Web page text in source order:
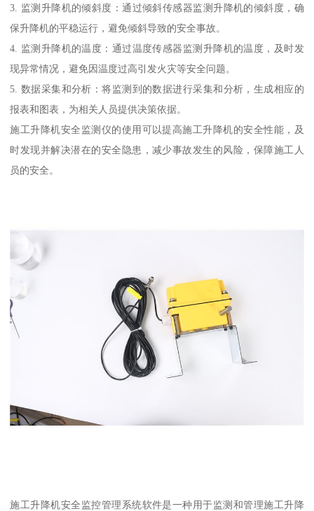
3. 监测升降机的倾斜度：通过倾斜传感器监测升降机的倾斜度，确
保升降机的平稳运行，避免倾斜导致的安全事故。
4. 监测升降机的温度：通过温度传感器监测升降机的温度，及时发
现异常情况，避免因温度过高引发火灾等安全问题。
5. 数据采集和分析：将监测到的数据进行采集和分析，生成相应的
报表和图表，为相关人员提供决策依据。
施工升降机安全监测仪的使用可以提高施工升降机的安全性能，及
时发现并解决潜在的安全隐患，减少事故发生的风险，保障施工人
员的安全。
施工升降机安全监控管理系统软件是一种用于监测和管理施工升降